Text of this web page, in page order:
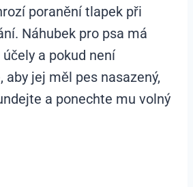
poranění tlapek při
Náhubek pro psa má
a pokud není
aby jej měl pes nasazený,
a ponechte mu volný